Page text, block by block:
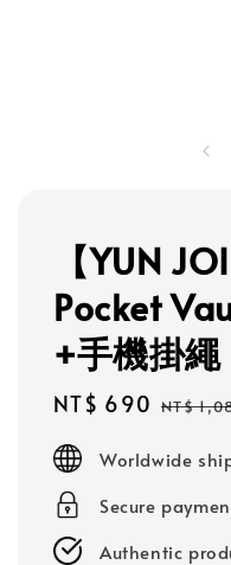
【YUN
Pocket
+手機掛繩
Sale
NT$ 690 NT$
Worldwide
Secure
Authentic